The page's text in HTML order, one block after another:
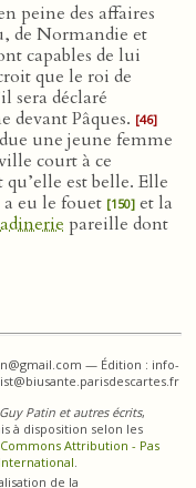
peine des affaires
de Normandie et
capables de lui
que le roi de
sera déclaré
devant Pâques. [46]
une jeune femme
court à ce
qu’elle est belle. Elle
eu le fouet [150] et la
pareille dont
— Édition : info-
Patin et autres écrits,
à disposition selon les
Attribution - Pas
.
de la